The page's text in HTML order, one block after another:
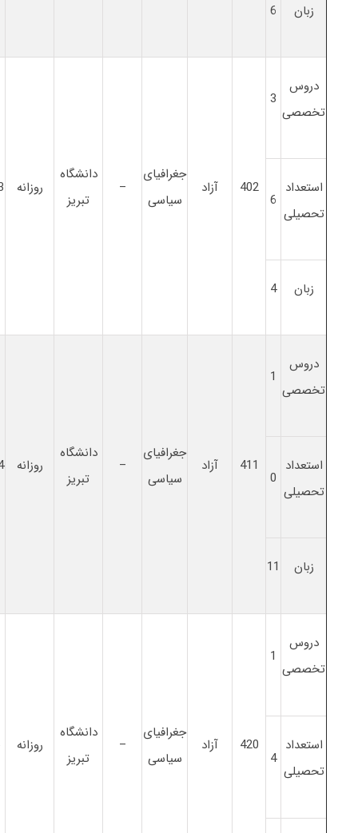
زبان 6
دروس
تخصصی
3
402 آزاد
جغرافیای
سیاسی
–
دانشگاه
تبریز
روزانه
استعداد
تحصیلی
6
زبان 4
دروس
تخصصی
1
411 آزاد
جغرافیای
سیاسی
–
دانشگاه
تبریز
روزانه
استعداد
تحصیلی
0
زبان 11
دروس
تخصصی
1
420 آزاد
جغرافیای
سیاسی
–
دانشگاه
تبریز
روزانه
استعداد
تحصیلی
4